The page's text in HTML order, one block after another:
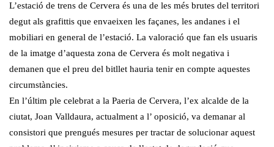
L’estació de trens de Cervera és una de les més brutes del territori
degut als grafittis que envaeixen les façanes, les andanes i el
mobiliari en general de l’estació. La valoració que fan els usuaris
de la imatge d’aquesta zona de Cervera és molt negativa i
demanen que el preu del bitllet hauria tenir en compte aquestes
circumstàncies.
En l’últim ple celebrat a la Paeria de Cervera, l’ex alcalde de la
ciutat, Joan Valldaura, actualment a l’ oposició, va demanar al
consistori que prengués mesures per tractar de solucionar aquest